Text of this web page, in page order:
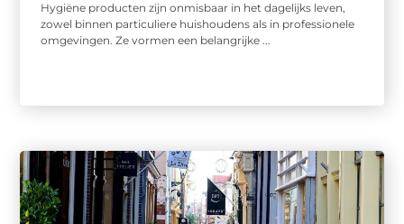
Hygiëne producten zijn onmisbaar in het dagelijks leven,
zowel binnen particuliere huishoudens als in professionele
omgevingen. Ze vormen een belangrijke ...